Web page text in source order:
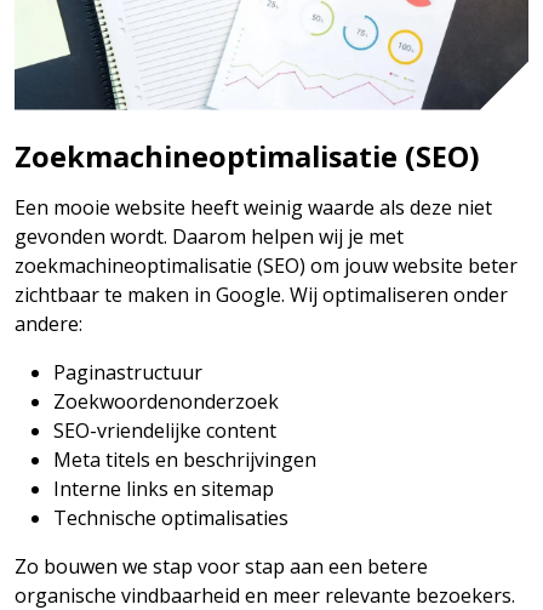
Zoekmachineoptimalisatie (SEO)
Een mooie website heeft weinig waarde als deze niet
gevonden wordt. Daarom helpen wij je met
zoekmachineoptimalisatie (SEO) om jouw website beter
zichtbaar te maken in Google. Wij optimaliseren onder
andere:
Paginastructuur
Zoekwoordenonderzoek
SEO-vriendelijke content
Meta titels en beschrijvingen
Interne links en sitemap
Technische optimalisaties
Zo bouwen we stap voor stap aan een betere
organische vindbaarheid en meer relevante bezoekers.